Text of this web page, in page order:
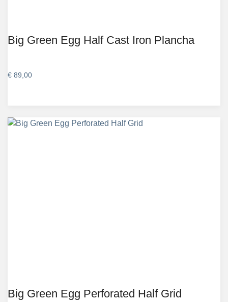
Big Green Egg Half Cast Iron Plancha
€ 89,00
Big Green Egg Perforated Half Grid